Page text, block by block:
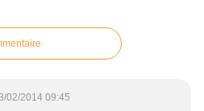
02/2014 09:45